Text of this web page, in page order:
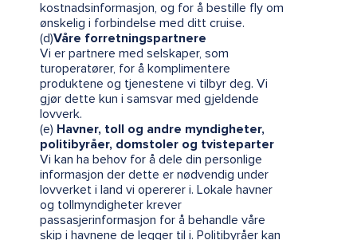
kostnadsinformasjon, og for å bestille fly om
ønskelig i forbindelse med ditt cruise.
(d)Våre forretningspartnere
Vi er partnere med selskaper, som
turoperatører, for å komplimentere
produktene og tjenestene vi tilbyr deg. Vi
gjør dette kun i samsvar med gjeldende
lovverk.
(e) Havner, toll og andre myndigheter,
politibyråer, domstoler og tvisteparter
Vi kan ha behov for å dele din personlige
informasjon der dette er nødvendig under
lovverket i land vi opererer i. Lokale havner
og tollmyndigheter krever
passasjerinformasjon for å behandle våre
skip i havnene de legger til i. Politibyråer kan